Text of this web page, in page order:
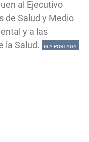
al Ejecutivo
de Salud y Medio
y a las
la Salud.
IR A PORTADA